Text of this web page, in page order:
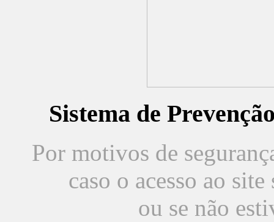
Sistema de
Por motivos de
caso o acesso ao
ou se não